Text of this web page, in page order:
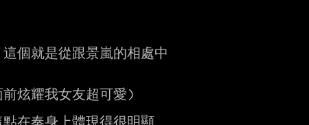
個就是從跟景嵐的相處中
炫耀我女友超可愛)
在奏身上體現得很明顯